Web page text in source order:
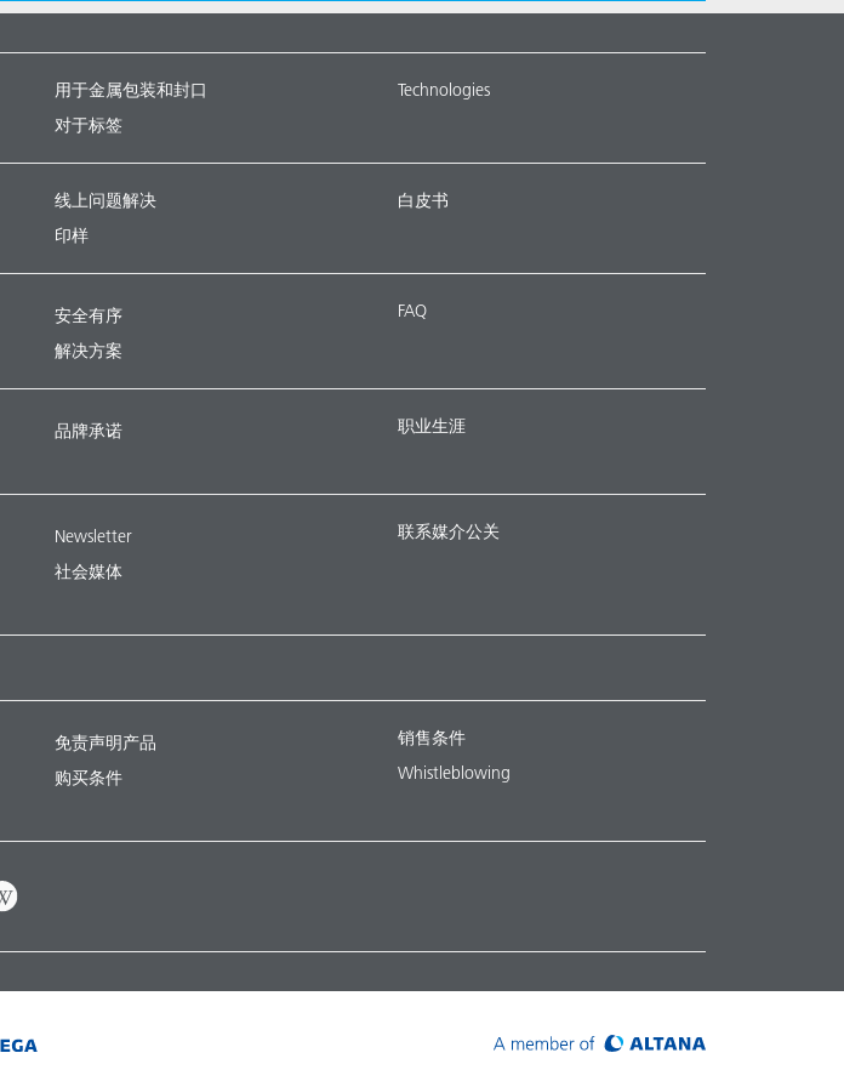
用于金属包装和封口
对于标签
Technologies
线上问题解决
印样
白皮书
安全有序
解决方案
FAQ
品牌承诺 职业生涯
Newsletter
社会媒体
联系媒介公关
免责声明产品
购买条件
销售条件
Whistleblowing